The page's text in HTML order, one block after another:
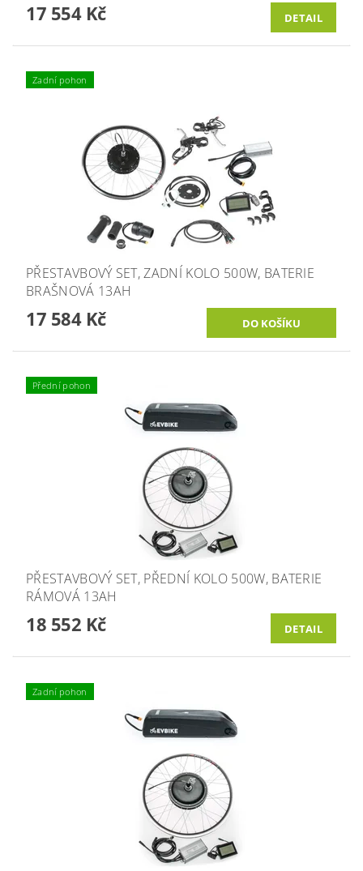
17 554 Kč DETAIL
Zadní pohon
PŘESTAVBOVÝ SET, ZADNÍ KOLO 500W, BATERIE
BRAŠNOVÁ 13AH
17 584 Kč
Přední pohon
PŘESTAVBOVÝ SET, PŘEDNÍ KOLO 500W, BATERIE
RÁMOVÁ 13AH
18 552 Kč DETAIL
Zadní pohon